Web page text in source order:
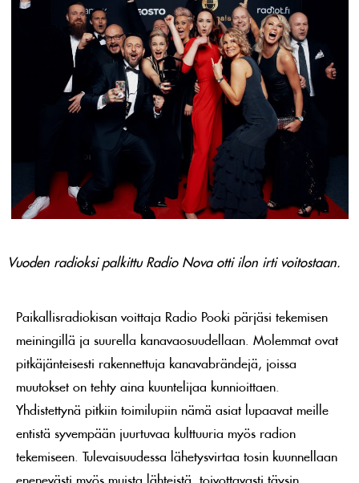
Vuoden radioksi palkittu Radio Nova otti ilon irti voitostaan.
Paikallisradiokisan voittaja Radio Pooki pärjäsi tekemisen
meiningillä ja suurella kanavaosuudellaan. Molemmat ovat
pitkäjänteisesti rakennettuja kanavabrändejä, joissa
muutokset on tehty aina kuuntelijaa kunnioittaen.
Yhdistettynä pitkiin toimilupiin nämä asiat lupaavat meille
entistä syvempään juurtuvaa kulttuuria myös radion
tekemiseen. Tulevaisuudessa lähetysvirtaa tosin kuunnellaan
enenevästi myös muista lähteistä, toivottavasti täysin